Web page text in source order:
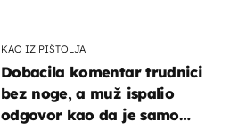
KAO IZ PIŠTOLJA
Dobacila komentar trudnici
bez noge, a muž ispalio
odgovor kao da je samo